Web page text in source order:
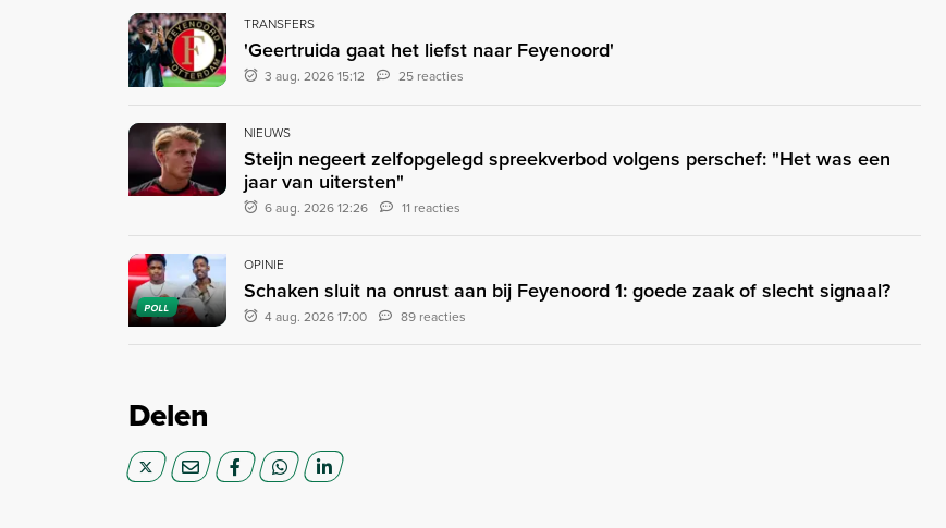
TRANSFERS
'Geertruida gaat het liefst naar Feyenoord'
3 aug. 2026 15:12 25 reacties
NIEUWS
Steijn negeert zelfopgelegd spreekverbod volgens perschef: "Het was een
jaar van uitersten"
6 aug. 2026 12:26 11 reacties
POLL
OPINIE
Schaken sluit na onrust aan bij Feyenoord 1: goede zaak of slecht signaal?
4 aug. 2026 17:00 89 reacties
Delen